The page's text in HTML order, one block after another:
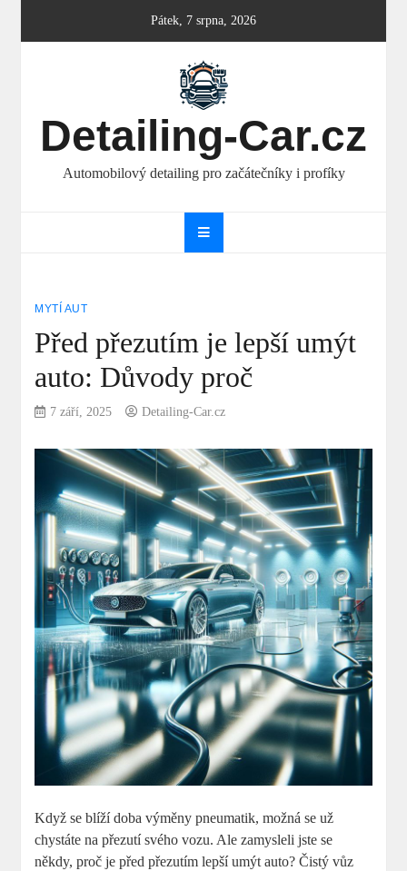
Pátek, 7 srpna, 2026
Detailing-Car.cz
Automobilový detailing pro začátečníky i profíky
MYTÍ AUT
Před přezutím je lepší umýt
auto: Důvody proč
7 září, 2025 Detailing-Car.cz
Když se blíží doba výměny pneumatik, možná se už
chystáte na přezutí svého vozu. Ale zamysleli jste se
někdy, proč je před přezutím lepší umýt auto? Čistý vůz